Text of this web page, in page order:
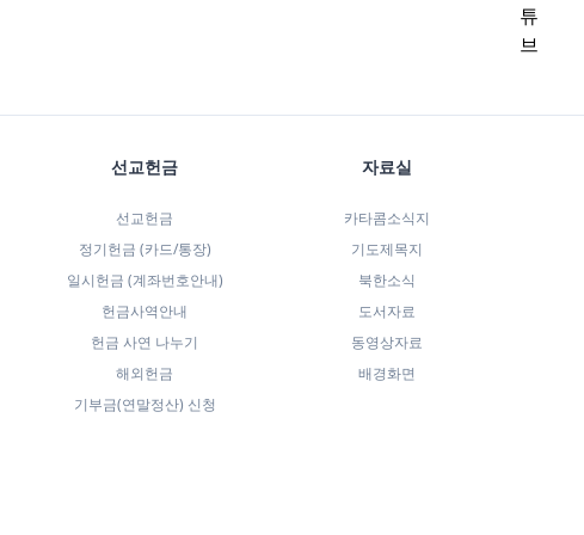
선교헌금
선교헌금
정기헌금 (카드/통장)
일시헌금 (계좌번호안내)
헌금사역안내
헌금 사연 나누기
해외헌금
기부금(연말정산) 신청
자료실
카타콤소식지
기도제목지
북한소식
도서자료
동영상자료
배경화면